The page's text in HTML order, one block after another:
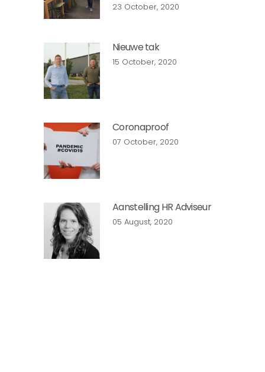
23 October, 2020
Nieuwe tak
15 October, 2020
Coronaproof
07 October, 2020
Aanstelling HR Adviseur
05 August, 2020